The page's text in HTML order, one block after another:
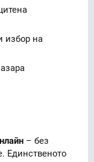
избор на
– без
Единственото